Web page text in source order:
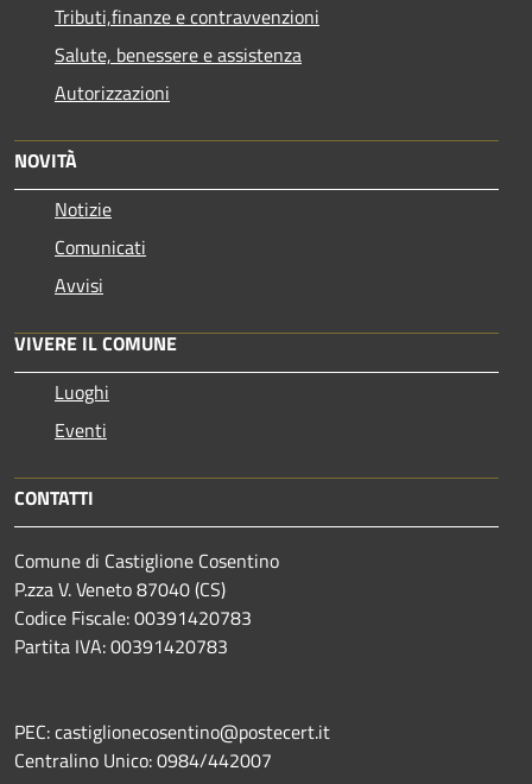
Tributi,finanze e contravvenzioni
Salute, benessere e assistenza
Autorizzazioni
NOVITÀ
Notizie
Comunicati
Avvisi
VIVERE IL COMUNE
Luoghi
Eventi
CONTATTI
Comune di Castiglione Cosentino
P.zza V. Veneto 87040 (CS)
Codice Fiscale: 00391420783
Partita IVA: 00391420783
PEC: castiglionecosentino@postecert.it
Centralino Unico: 0984/442007